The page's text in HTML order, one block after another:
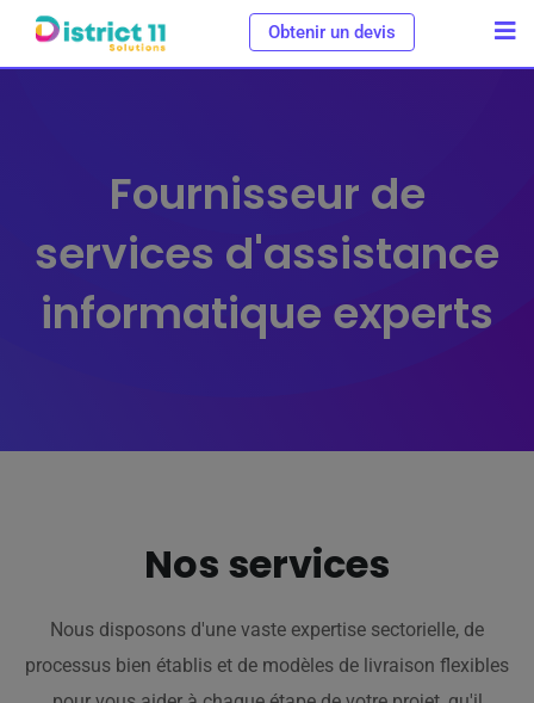
Obtenir un devis
Fournisseur de
services d'assistance
informatique experts
Nos services
Nous disposons d'une vaste expertise sectorielle, de
processus bien établis et de modèles de livraison flexibles